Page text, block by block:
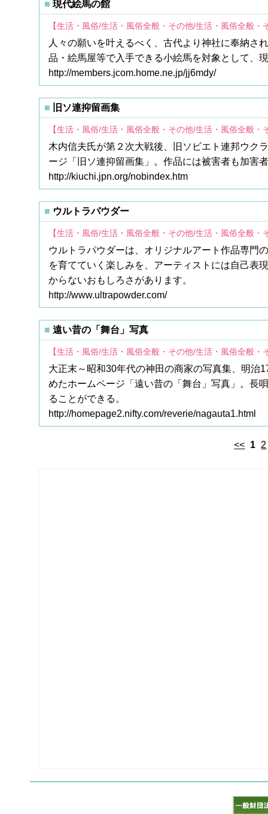
現代絵馬の館
【生活・風俗/生活・風俗全般・その他/生活・風俗全般・
人々の願いを叶えるべく、古代より神社に奉納さ
品・絵馬屋等で入手できる小絵馬を対象として、
http://members.jcom.home.ne.jp/jj6mdy/
旧ソ連抑留画集
【生活・風俗/生活・風俗全般・その他/生活・風俗全般・
木内信夫氏が第２次大戦後、旧ソビエト連邦ウク
ージ「旧ソ連抑留画集」。作品には被害者も加害
http://kiuchi.jpn.org/nobindex.htm
ウルトラパウダー
【生活・風俗/生活・風俗全般・その他/生活・風俗全般・
ウルトラパウダーは、オリジナルアート作品専門
を育てていく楽しみを、アーティストには自己表
からないおもしろさがあります。
http://www.ultrapowder.com/
遠い昔の「舞台」写真
【生活・風俗/生活・風俗全般・その他/生活・風俗全般・
大正末～昭和30年代の神田の商家の写真集、明治
めたホームページ「遠い昔の「舞台」写真」。長
ることができる。
http://homepage2.nifty.com/reverie/nagauta1.html
<< 1 2